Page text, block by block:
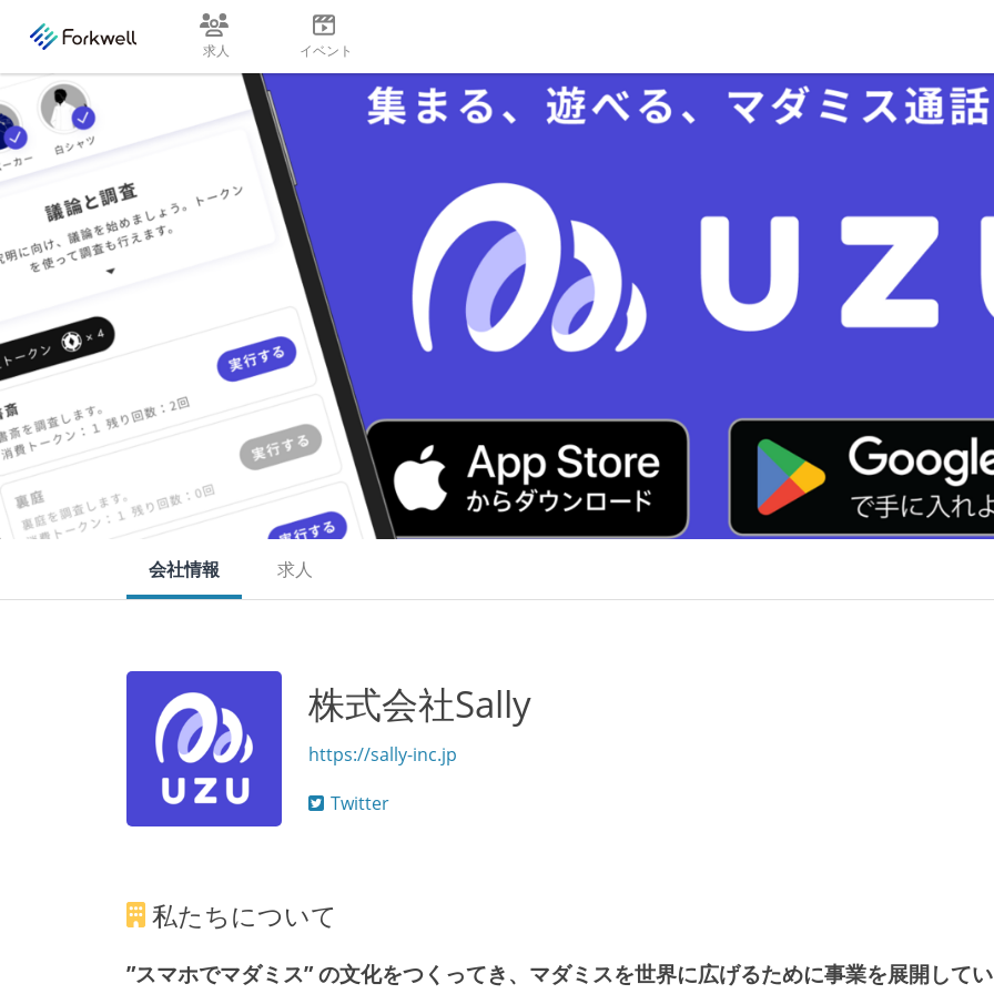
求人 イベント
会社情報 求人
株式会社Sally
https://sally-inc.jp
Twitter
私たちについて
”スマホでマダミス” の文化をつくってき、マダミスを世界に広げるために事業を展開して